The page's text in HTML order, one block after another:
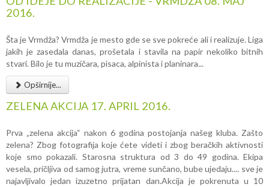
2016.
Šta je Vrmdža? Vrmdža je mesto gde se sve pokreće ali i realizuje. Liga
jakih je zasedala danas, prošetala i stavila na papir nekoliko bitnih
stvari. Bilo je tu muzičara, pisaca, alpinista i planinara...
Opširnije...
ZELENA AKCIJA 17. APRIL 2016.
Prva „zelena akcija“ nakon 6 godina postojanja našeg kluba. Zašto
zelena? Zbog fotografija koje ćete videti i zbog beračkih aktivnosti
koje smo pokazali. Starosna struktura od 3 do 49 godina. Ekipa
vesela, pričljiva od samog jutra, vreme sunčano, bube ujedaju.... sve je
najavljivalo jedan izuzetno prijatan dan.Akcija je pokrenuta u 10